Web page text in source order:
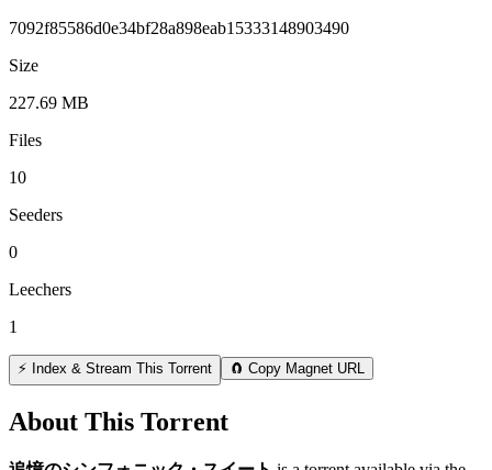
7092f85586d0e34bf28a898eab15333148903490
Size
227.69 MB
Files
10
Seeders
0
Leechers
1
⚡ Index & Stream This Torrent 🧲 Copy Magnet URL
About This Torrent